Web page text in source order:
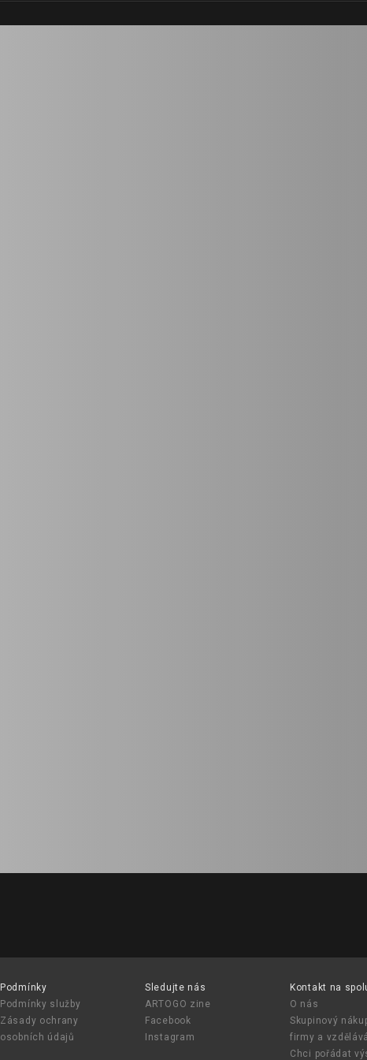
Podmínky
Podmínky služby
Zásady ochrany
osobních údajů
Sledujte nás
ARTOGO zine
Facebook
Instagram
Kontakt na
O nás
Skupinový
firmy a
Chci pořádat